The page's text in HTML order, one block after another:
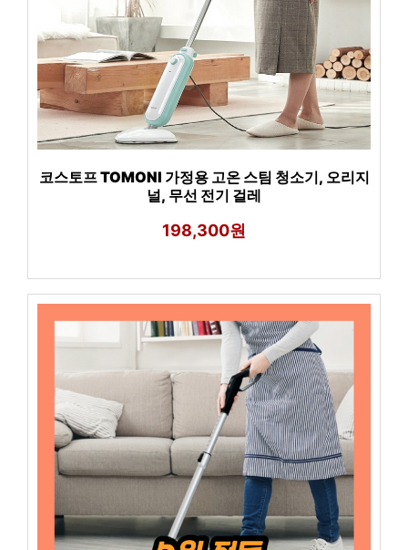
코스토프 TOMONI 가정용 고온 스팀 청소기, 오리지
널, 무선 전기 걸레
198,300원